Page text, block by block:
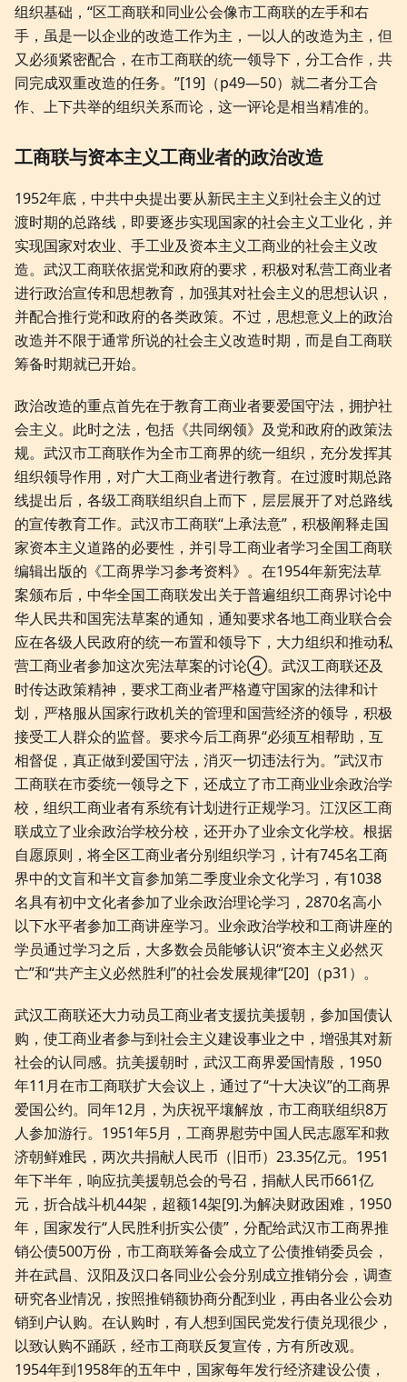
组织基础，“区工商联和同业公会像市工商联的左手和右
手，虽是一以企业的改造工作为主，一以人的改造为主，但
又必须紧密配合，在市工商联的统一领导下，分工合作，共
同完成双重改造的任务。”[19]（p49—50）就二者分工合
作、上下共举的组织关系而论，这一评论是相当精准的。
工商联与资本主义工商业者的政治改造
1952年底，中共中央提出要从新民主主义到社会主义的过
渡时期的总路线，即要逐步实现国家的社会主义工业化，并
实现国家对农业、手工业及资本主义工商业的社会主义改
造。武汉工商联依据党和政府的要求，积极对私营工商业者
进行政治宣传和思想教育，加强其对社会主义的思想认识，
并配合推行党和政府的各类政策。不过，思想意义上的政治
改造并不限于通常所说的社会主义改造时期，而是自工商联
筹备时期就已开始。
政治改造的重点首先在于教育工商业者要爱国守法，拥护社
会主义。此时之法，包括《共同纲领》及党和政府的政策法
规。武汉市工商联作为全市工商界的统一组织，充分发挥其
组织领导作用，对广大工商业者进行教育。在过渡时期总路
线提出后，各级工商联组织自上而下，层层展开了对总路线
的宣传教育工作。武汉市工商联“上承法意”，积极阐释走国
家资本主义道路的必要性，并引导工商业者学习全国工商联
编辑出版的《工商界学习参考资料》。在1954年新宪法草
案颁布后，中华全国工商联发出关于普遍组织工商界讨论中
华人民共和国宪法草案的通知，通知要求各地工商业联合会
应在各级人民政府的统一布置和领导下，大力组织和推动私
营工商业者参加这次宪法草案的讨论④。武汉工商联还及
时传达政策精神，要求工商业者严格遵守国家的法律和计
划，严格服从国家行政机关的管理和国营经济的领导，积极
接受工人群众的监督。要求今后工商界“必须互相帮助，互
相督促，真正做到爱国守法，消灭一切违法行为。”武汉市
工商联在市委统一领导之下，还成立了市工商业业余政治学
校，组织工商业者有系统有计划进行正规学习。江汉区工商
联成立了业余政治学校分校，还开办了业余文化学校。根据
自愿原则，将全区工商业者分别组织学习，计有745名工商
界中的文盲和半文盲参加第二季度业余文化学习，有1038
名具有初中文化者参加了业余政治理论学习，2870名高小
以下水平者参加工商讲座学习。业余政治学校和工商讲座的
学员通过学习之后，大多数会员能够认识“资本主义必然灭
亡”和“共产主义必然胜利”的社会发展规律“[20]（p31）。
武汉工商联还大力动员工商业者支援抗美援朝，参加国债认
购，使工商业者参与到社会主义建设事业之中，增强其对新
社会的认同感。抗美援朝时，武汉工商界爱国情殷，1950
年11月在市工商联扩大会议上，通过了“十大决议”的工商界
爱国公约。同年12月，为庆祝平壤解放，市工商联组织8万
人参加游行。1951年5月，工商界慰劳中国人民志愿军和救
济朝鲜难民，两次共捐献人民币（旧币）23.35亿元。1951
年下半年，响应抗美援朝总会的号召，捐献人民币661亿
元，折合战斗机44架，超额14架[9].为解决财政困难，1950
年，国家发行“人民胜利折实公债”，分配给武汉市工商界推
销公债500万份，市工商联筹备会成立了公债推销委员会，
并在武昌、汉阳及汉口各同业公会分别成立推销分会，调查
研究各业情况，按照推销额协商分配到业，再由各业公会劝
销到户认购。在认购时，有人想到国民党发行债兑现很少，
以致认购不踊跃，经市工商联反复宣传，方有所改观。
1954年到1958年的五年中，国家每年发行经济建设公债，